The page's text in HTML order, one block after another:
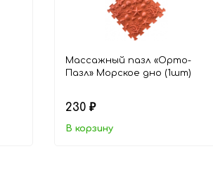
Массажный пазл «Орто-
Пазл» Морское дно (1шт)
230 ₽
В корзину